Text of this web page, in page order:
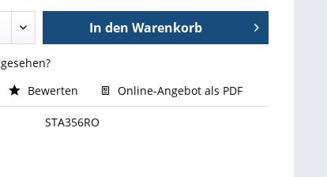
In den Warenkorb
Bewerten Online-Angebot als PDF
STA356RO